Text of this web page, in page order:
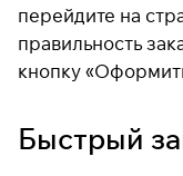
перейдите на
правильность
кнопку
Быстрый